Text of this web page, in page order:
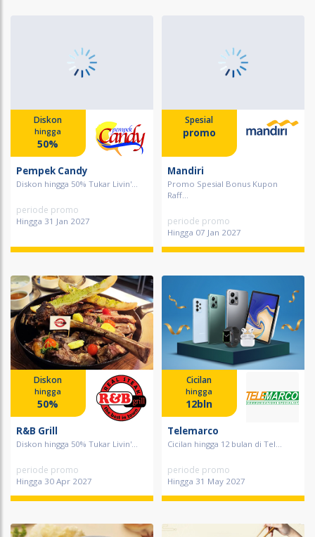
Diskon
hingga
50%
Pempek Candy
Diskon hingga 50% Tukar Livin'...
periode promo
Hingga 31 Jan 2027
Spesial
promo
Mandiri
Promo Spesial Bonus Kupon
Raff...
periode promo
Hingga 07 Jan 2027
Diskon
hingga
50%
R&B Grill
Diskon hingga 50% Tukar Livin'...
periode promo
Hingga 30 Apr 2027
Cicilan
hingga
12bln
Telemarco
Cicilan hingga 12 bulan di Tel...
periode promo
Hingga 31 May 2027